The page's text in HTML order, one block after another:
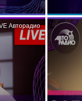
Авторадио